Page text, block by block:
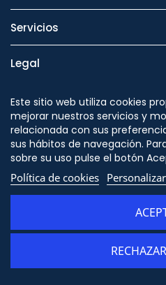
AÑADIR
Servicios
Legal
Seguridad
Este sitio web utiliza cookies
mejorar nuestros servicios y
relacionada con sus
sus hábitos de navegación.
sobre su uso pulse el botón
Política de cookies